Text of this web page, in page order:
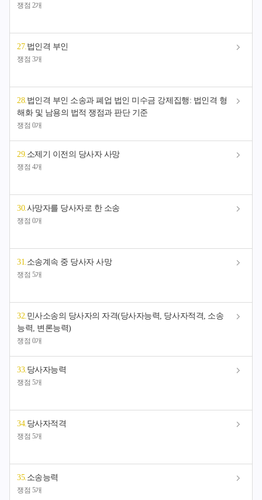
쟁점 2개
27.법인격 부인
쟁점 3개
28.법인격 부인 소송과 폐업 법인 미수금 강제집행: 법인격 형
해화 및 남용의 법적 쟁점과 판단 기준
쟁점 0개
29.소제기 이전의 당사자 사망
쟁점 4개
30.사망자를 당사자로 한 소송
쟁점 0개
31.소송계속 중 당사자 사망
쟁점 5개
32.민사소송의 당사자의 자격(당사자능력, 당사자적격, 소송
능력, 변론능력)
쟁점 0개
33.당사자능력
쟁점 5개
34.당사자적격
쟁점 5개
35.소송능력
쟁점 5개